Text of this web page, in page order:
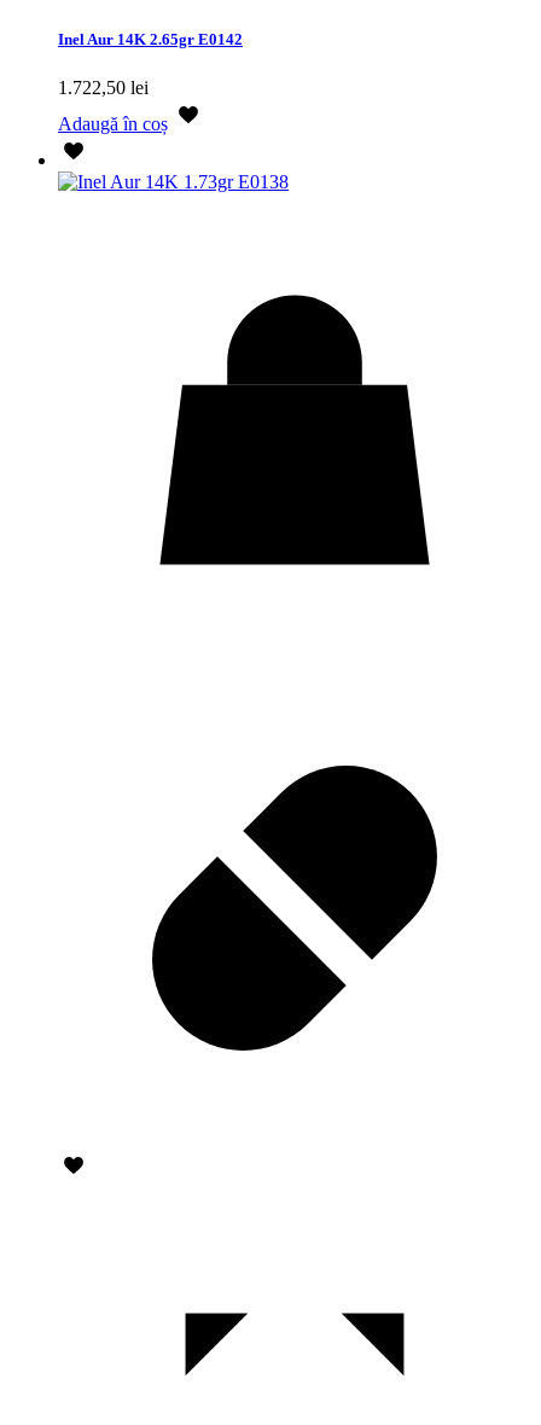
Inel Aur 14K 2.65gr E0142
1.722,50 lei
Adaugă în coș